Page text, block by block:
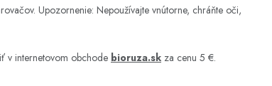
Upozornenie: Nepoužívajte vnútorne, chráňte oči,
v internetovom obchode bioruza.sk za cenu 5 €.